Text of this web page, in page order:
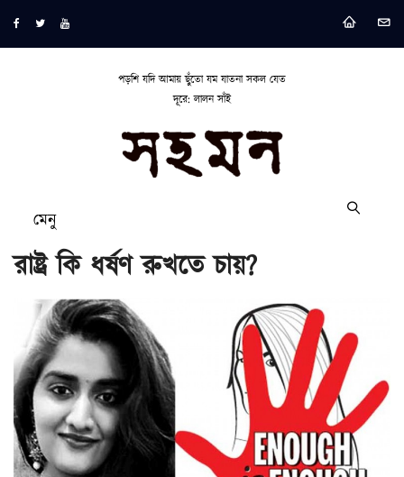
পড়শি যদি আমায় ছুঁতো যম যাতনা সকল যেত
দূরে: লালন সাঁই
মেনু
রাষ্ট্র কি ধর্ষণ রুখতে চায়?